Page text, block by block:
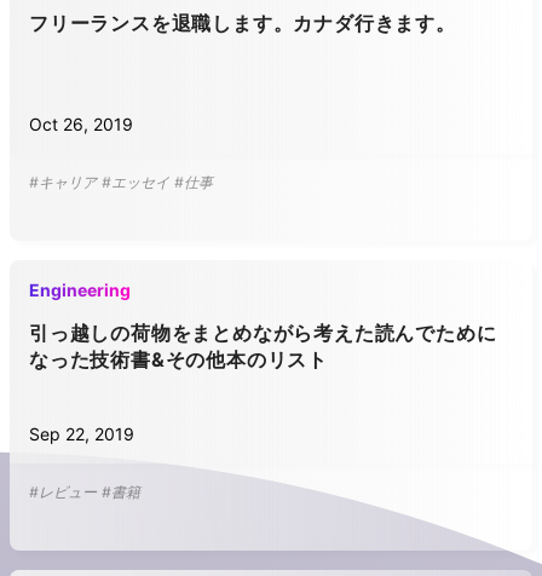
フリーランスを退職します。カナダ行きます。
Oct 26, 2019
#キャリア #エッセイ #仕事
Engineering
引っ越しの荷物をまとめながら考えた読んでために
なった技術書&その他本のリスト
Sep 22, 2019
#レビュー #書籍